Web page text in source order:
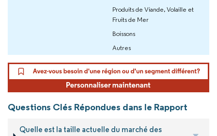
Produits de Viande, Volaille et
Fruits de Mer
Boissons
Autres
Questions Clés Répondues dans le Rapport
Quelle est la taille actuelle du marché des